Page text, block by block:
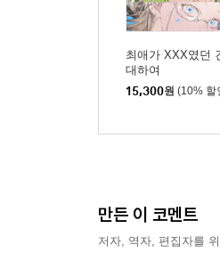
최애가 XXX였던
대하여
15,300원 (10% 할
만든 이 코멘트
저자, 역자, 편집자를